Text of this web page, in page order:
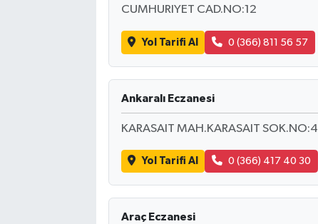
CUMHURIYET CAD.NO:12
Yol Tarifi Al 0 (366) 811 56 57
Ankaralı Eczanesi
KARASAIT MAH.KARASAIT SOK.NO:4
Yol Tarifi Al 0 (366) 417 40 30
Araç Eczanesi